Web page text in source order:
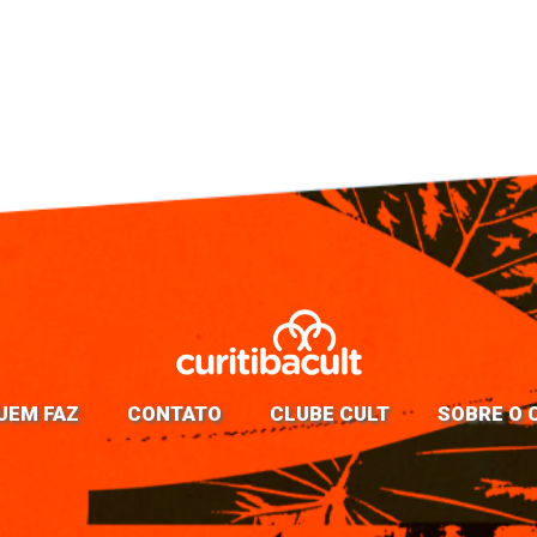
FAZ CONTATO CLUBE CULT SOBRE O